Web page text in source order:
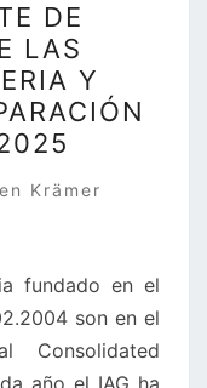
DE
LAS
Y
Krämer
fundado en el
son en el
Consolidated
año el IAG ha